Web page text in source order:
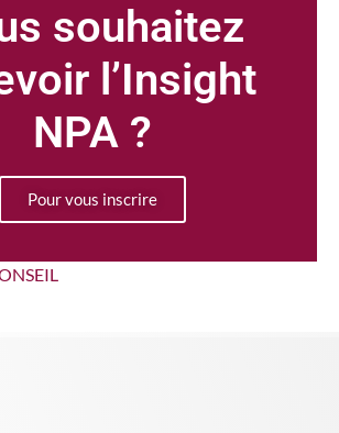
souhaitez
l’Insight
NPA ?
Pour vous inscrire